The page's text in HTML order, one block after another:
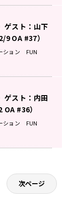
ゲスト：山下
9 OA #37）
ション FUN
ゲスト：内田
#36）
ション FUN
次ページ